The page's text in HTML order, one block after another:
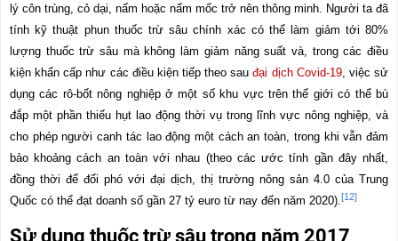
lý côn trùng, cỏ dại, nấm hoặc nấm mốc trở nên thông minh. Người ta đã
tính kỹ thuật phun thuốc trừ sâu chính xác có thể làm giảm tới 80%
lượng thuốc trừ sâu mà không làm giảm năng suất và, trong các điều
kiện khẩn cấp như các điều kiện tiếp theo sauđại dịch Covid-19, việc sử
dụng các rô-bốt nông nghiệp ở một số khu vực trên thế giới có thể bù
đắp một phần thiếu hụt lao động thời vụ trong lĩnh vực nông nghiệp, và
cho phép người canh tác lao động một cách an toàn, trong khi vẫn đảm
bảo khoảng cách an toàn với nhau (theo các ước tính gần đây nhất,
đồng thời để đối phó với đại dịch, thị trường nông sản 4.0 của Trung
Quốc có thể đạt doanh số gần 27 tỷ euro từ nay đến năm 2020). [12]